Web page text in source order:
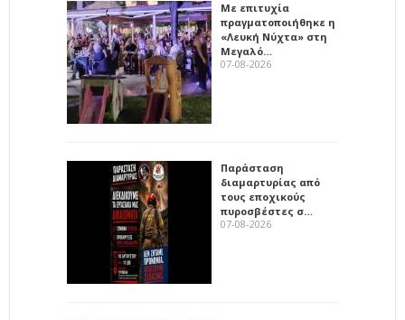
Με επιτυχία
πραγματοποιήθηκε η
«Λευκή Νύχτα» στη
Μεγαλό…
07-08-2026
Παράσταση
διαμαρτυρίας από
τους εποχικούς
πυροσβέστες σ…
07-08-2026